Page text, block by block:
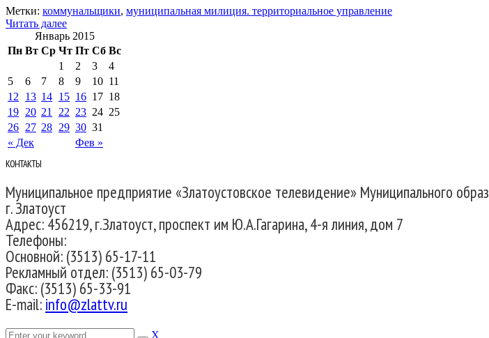
Метки: коммунальщики, муниципальная милиция. территориальное управление
Читать далее
Январь 2015
Пн Вт Ср Чт Пт Сб Вс
« Дек Фев »
1 2 3
4
5
6 7 8 9 10 11
12
13 14 15 16 17 18
19 20 21 22 23 24 25
26 27 28 29 30 31
КОНТАКТЫ
Муниципальное предприятие «Златоустовское телевидение» Муниципального
г. Златоуст
Адрес: 456219, г.Златоуст, проспект им Ю.А.Гагарина, 4-я линия, дом 7
Телефоны:
Основной: (3513) 65-17-11
Рекламный отдел: (3513) 65-03-79
Факс: (3513) 65-33-91
E-mail:info@zlattv.ru
X